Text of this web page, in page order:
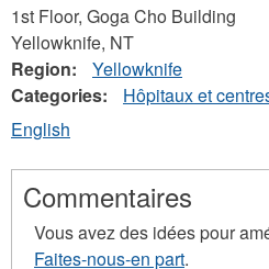
1st Floor, Goga Cho Building
Yellowknife, NT
Region:
Yellowknife
Categories:
Hôpitaux et
English
Commentaires
Vous avez des idées pour
Faites-nous-en part.